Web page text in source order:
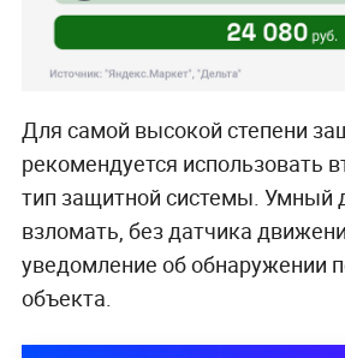
Для самой высокой степени
рекомендуется использовать
тип защитной системы. Умный
взломать, без датчика
уведомление об обнаружении
объекта.